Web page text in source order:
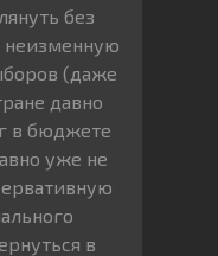
без
неизменную
(даже
давно
в бюджете
уже не
в